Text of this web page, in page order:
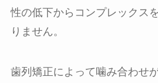
性の低下からコンプレックス
りません。
歯列矯正によって噛み合わせ